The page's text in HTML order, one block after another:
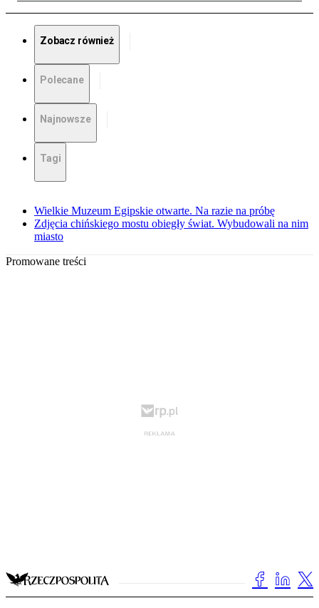
Zobacz również
Polecane
Najnowsze
Tagi
Wielkie Muzeum Egipskie otwarte. Na razie na próbę
Zdjęcia chińskiego mostu obiegły świat. Wybudowali na nim
miasto
Promowane treści